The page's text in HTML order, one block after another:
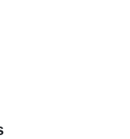
AliExpress
AliExpress -